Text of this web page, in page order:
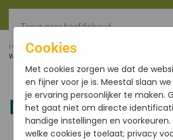
Terug naar hoofdinhoud
HOME WIEROOK
WIEROOKHOUDER ZEEPSTEEN GRIJS MET ZEEF
Linkedin
Cookies
Met cookies zorgen we dat de
en fijner voor je is. Meestal slaan
je ervaring persoonlijker te maken.
het gaat niet om directe
handige instellingen en
welke cookies je toelaat; privacy